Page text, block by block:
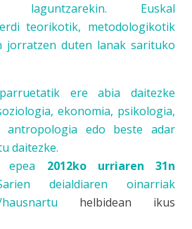
laguntzarekin. Euskal
teorikotik, metodologikotik
jorratzen duten lanak sarituko
ere abia daitezke
ekonomia, psikologia,
antropologia edo beste adar
daitezke.
epea 2012ko urriaren 31n
deialdiaren oinarriak
helbidean ikus